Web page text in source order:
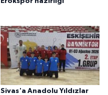
Sivas'a Anadolu Yıldızlar